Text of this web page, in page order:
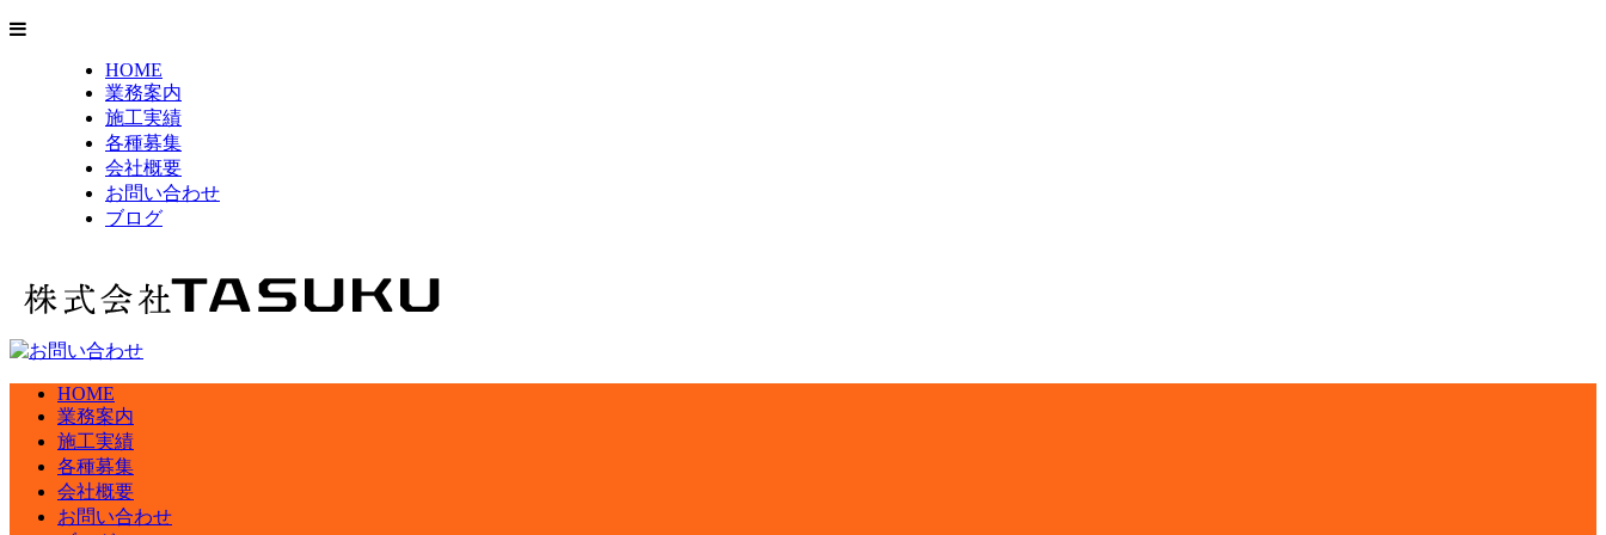
HOME
業務案内
施工実績
各種募集
会社概要
お問い合わせ
ブログ
HOME
業務案内
施工実績
各種募集
会社概要
お問い合わせ